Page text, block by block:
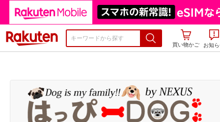
楽天市場
買い物かご
お知